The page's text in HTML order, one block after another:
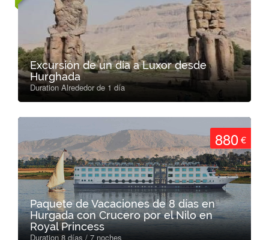
Excursión de un día a Luxor desde
Hurghada
Duration Alrededor de 1 día
880€
Paquete de Vacaciones de 8 días en
Hurgada con Crucero por el Nilo en
Royal Princess
Duration 8 días / 7 noches